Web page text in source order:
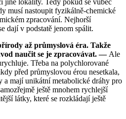
musí nastoupit fyzikálně-chemické
zpracování. Nejhorší
dají v podstatě jenom spálit.
až průmyslová éra. Takže
naučit se je zpracovávat. — Ale
Třeba na polychlorované
před průmyslovou érou nesetkala,
a mají unikátní metabolické dráhy pro
ještě mnohem rychlejší
látky, které se rozkládají ještě